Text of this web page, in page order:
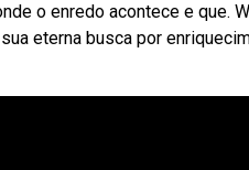
o enredo acontece e que.
eterna busca por